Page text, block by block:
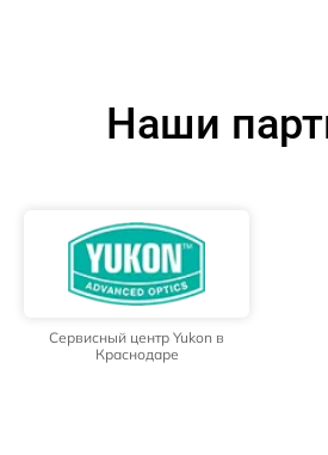
Наши
Сервисный центр Yukon в
Краснодаре